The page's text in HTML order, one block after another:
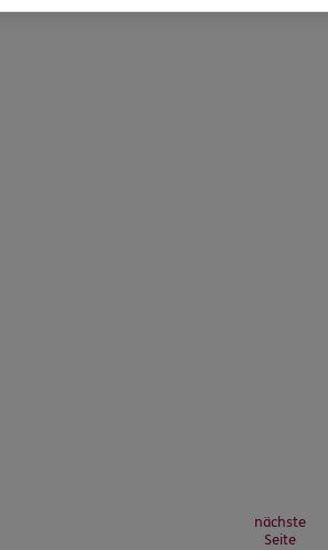
nächste
Seite